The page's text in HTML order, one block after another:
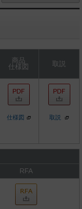
商品
仕様図
取説
仕様図 取説
RFA